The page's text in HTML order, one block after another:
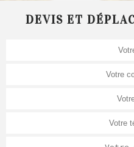
DEVIS ET